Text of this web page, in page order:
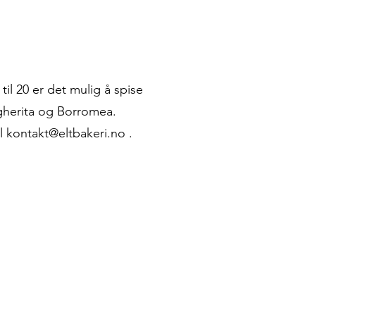
20 er det mulig å spise
og Borromea.
kontakt@eltbakeri.no .